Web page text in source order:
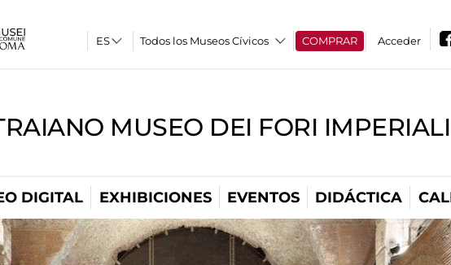
Todos los Museos Cívicos COMPRAR Acceder
MUSEO DEI FORI IMPERIALI
DIGITAL EXHIBICIONES EVENTOS DIDÁCTICA